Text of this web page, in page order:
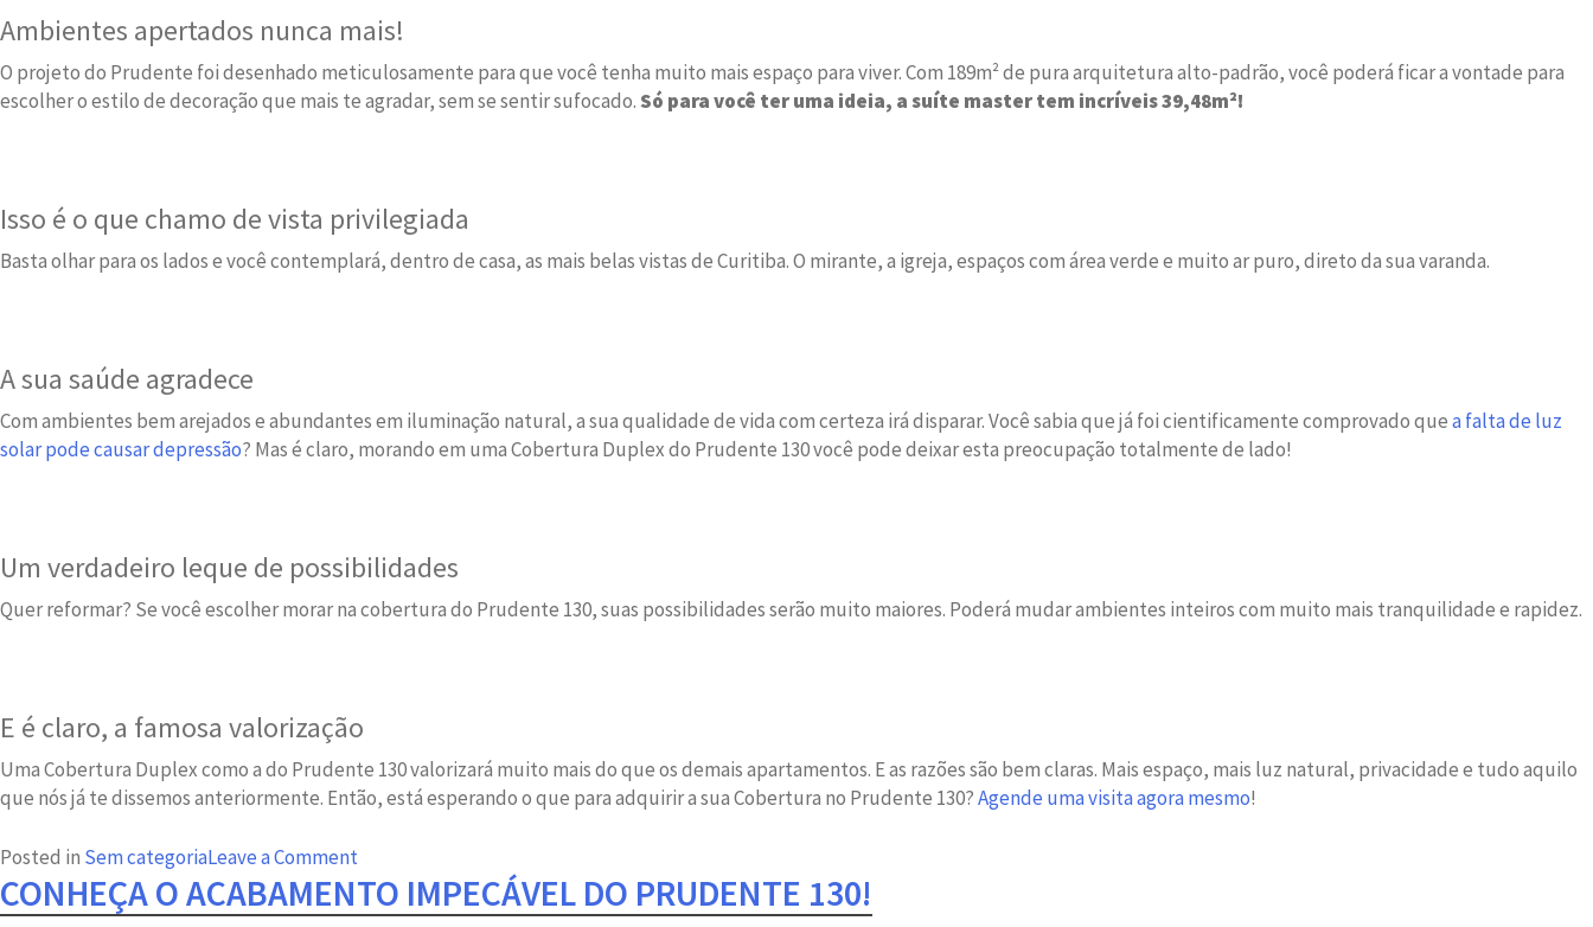
Ambientes apertados nunca mais!
O projeto do Prudente foi desenhado meticulosamente para que você tenha muito mais espaço para viver. Com 189m² de pura arquitetura alto-padrão, você poderá ficar a vontade para
escolher o estilo de decoração que mais te agradar, sem se sentir sufocado. Só para você ter uma ideia, a suíte master tem incríveis 39,48m²!
Isso é o que chamo de vista privilegiada
Basta olhar para os lados e você contemplará, dentro de casa, as mais belas vistas de Curitiba. O mirante, a igreja, espaços com área verde e muito ar puro, direto da sua varanda.
A sua saúde agradece
Com ambientes bem arejados e abundantes em iluminação natural, a sua qualidade de vida com certeza irá disparar. Você sabia que já foi cientificamente comprovado quea falta de luz
solar pode causar depressão? Mas é claro, morando em uma Cobertura Duplex do Prudente 130 você pode deixar esta preocupação totalmente de lado!
Um verdadeiro leque de possibilidades
Quer reformar? Se você escolher morar na cobertura do Prudente 130, suas possibilidades serão muito maiores. Poderá mudar ambientes inteiros com muito mais tranquilidade e rapidez.
E é claro, a famosa valorização
Uma Cobertura Duplex como a do Prudente 130 valorizará muito mais do que os demais apartamentos. E as razões são bem claras. Mais espaço, mais luz natural, privacidade e tudo aquilo
que nós já te dissemos anteriormente. Então, está esperando o que para adquirir a sua Cobertura no Prudente 130?Agende uma visita agora mesmo!
Posted in Sem categoriaLeave a Comment
6
motivos
CONHEÇA O ACABAMENTO IMPECÁVEL DO PRUDENTE 130!